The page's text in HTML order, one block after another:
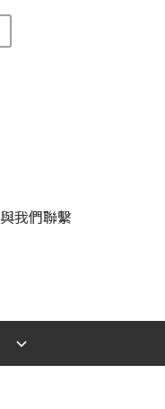
我們聯繫